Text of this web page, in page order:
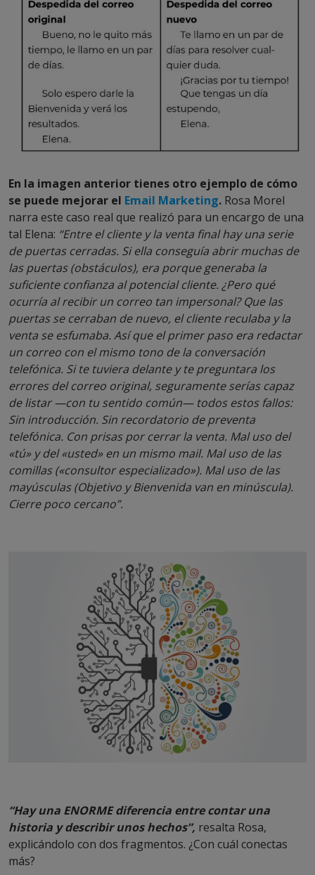
En la imagen anterior tienes otro ejemplo de cómo
se puede mejorar el Email Marketing. Rosa Morel
narra este caso real que realizó para un encargo de una
tal Elena: “Entre el cliente y la venta final hay una serie
de puertas cerradas. Si ella conseguía abrir muchas de
las puertas (obstáculos), era porque generaba la
suficiente confianza al potencial cliente. ¿Pero qué
ocurría al recibir un correo tan impersonal? Que las
puertas se cerraban de nuevo, el cliente reculaba y la
venta se esfumaba. Así que el primer paso era redactar
un correo con el mismo tono de la conversación
telefónica. Si te tuviera delante y te preguntara los
errores del correo original, seguramente serías capaz
de listar —con tu sentido común— todos estos fallos:
Sin introducción. Sin recordatorio de preventa
telefónica. Con prisas por cerrar la venta. Mal uso del
«tú» y del «usted» en un mismo mail. Mal uso de las
comillas («consultor especializado»). Mal uso de las
mayúsculas (Objetivo y Bienvenida van en minúscula).
Cierre poco cercano”.
“Hay una ENORME diferencia entre contar una
historia y describir unos hechos”, resalta Rosa,
explicándolo con dos fragmentos. ¿Con cuál conectas
más?